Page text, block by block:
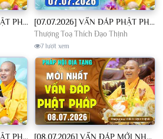
[06.07.2026] VẤN ĐÁP PHẬT PHÁP - Nghe Thầy giảng Pháp mỗi ngày CÔNG ĐỨC VÔ LƯỢNG│TT. Thích Đạo Thịnh [07.07.2026] VẤN ĐÁP PHẬT PHÁP - Nghe Thầy giảng Pháp mỗi ngày CÔNG ĐỨC VÔ LƯỢNG│TT. Thích Đạo Thịnh
Thượng Toạ Thích Đạo Thịnh
7 lượt xem
[08.07.2026] VẤN ĐÁP PHẬT PHÁP - Nghe Thầy giảng Pháp mỗi ngày CÔNG ĐỨC VÔ LƯỢNG│TT. Thích Đạo Thịnh [08.07.2026] VẤN ĐÁP MỚI NHẤT - Pháp Hội Địa Tạng Chùa Khai Nguyên | TT. Thích Đạo Thịnh